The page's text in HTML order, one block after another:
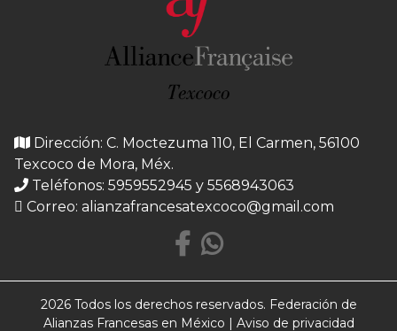
Dirección: C. Moctezuma 110, El Carmen, 56100
Texcoco de Mora, Méx.
Teléfonos: 5959552945 y 5568943063
Correo: alianzafrancesatexcoco@gmail.com
2026 Todos los derechos reservados. Federación de
Alianzas Francesas en México | Aviso de privacidad